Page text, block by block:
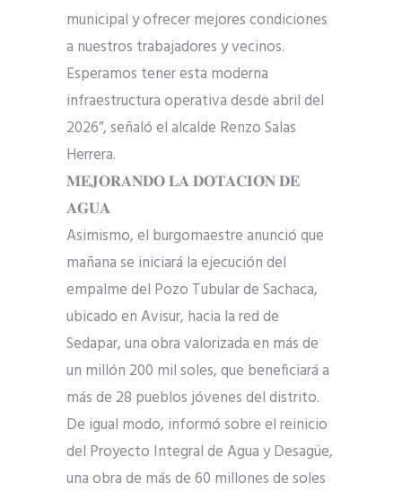
municipal y ofrecer mejores condiciones
a nuestros trabajadores y vecinos.
Esperamos tener esta moderna
infraestructura operativa desde abril del
2026”, señaló el alcalde Renzo Salas
Herrera.
𝐌𝐄𝐉𝐎𝐑𝐀𝐍𝐃𝐎 𝐋𝐀 𝐃𝐎𝐓𝐀𝐂𝐈𝐎́𝐍 𝐃𝐄
𝐀𝐆𝐔𝐀
Asimismo, el burgomaestre anunció que
mañana se iniciará la ejecución del
empalme del Pozo Tubular de Sachaca,
ubicado en Avisur, hacia la red de
Sedapar, una obra valorizada en más de
un millón 200 mil soles, que beneficiará a
más de 28 pueblos jóvenes del distrito.
De igual modo, informó sobre el reinicio
del Proyecto Integral de Agua y Desagüe,
una obra de más de 60 millones de soles